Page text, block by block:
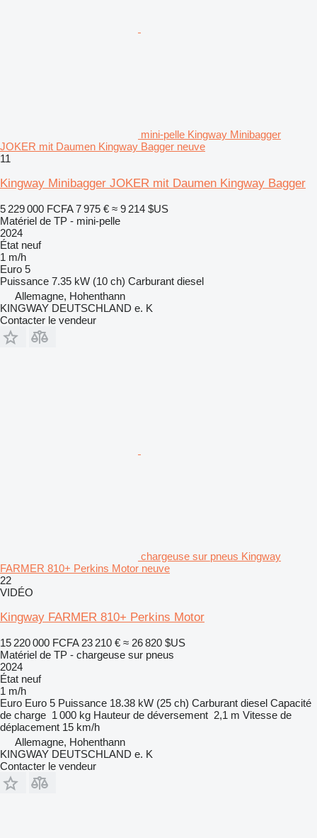
mini-pelle Kingway Minibagger
JOKER mit Daumen Kingway Bagger neuve
11
Kingway Minibagger JOKER mit Daumen Kingway Bagger
5 229 000 FCFA 7 975 € ≈ 9 214 $US
Matériel de TP - mini-pelle
2024
État neuf
1 m/h
Euro 5
Puissance 7.35 kW (10 ch) Carburant diesel
Allemagne, Hohenthann
KINGWAY DEUTSCHLAND e. K
Contacter le vendeur
chargeuse sur pneus Kingway
FARMER 810+ Perkins Motor neuve
22
VIDÉO
Kingway FARMER 810+ Perkins Motor
15 220 000 FCFA 23 210 € ≈ 26 820 $US
Matériel de TP - chargeuse sur pneus
2024
État neuf
1 m/h
Euro Euro 5 Puissance 18.38 kW (25 ch) Carburant diesel Capacité
de charge 1 000 kg Hauteur de déversement 2,1 m Vitesse de
déplacement 15 km/h
Allemagne, Hohenthann
KINGWAY DEUTSCHLAND e. K
Contacter le vendeur